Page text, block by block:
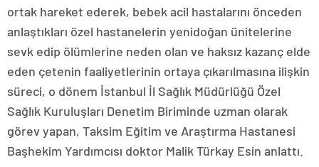
ortak hareket ederek, bebek acil hastalarını önceden
anlaştıkları özel hastanelerin yenidoğan ünitelerine
sevk edip ölümlerine neden olan ve haksız kazanç elde
eden çetenin faaliyetlerinin ortaya çıkarılmasına ilişkin
süreci, o dönem İstanbul İl Sağlık Müdürlüğü Özel
Sağlık Kuruluşları Denetim Biriminde uzman olarak
görev yapan, Taksim Eğitim ve Araştırma Hastanesi
Başhekim Yardımcısı doktor Malik Türkay Esin anlattı.